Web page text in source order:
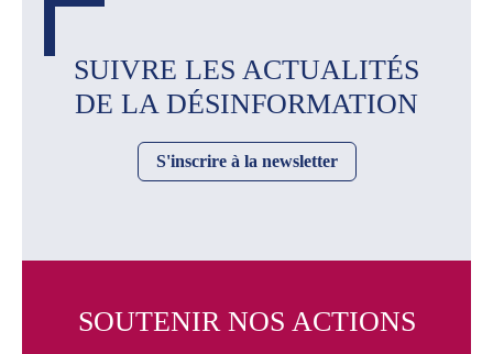
SUIVRE LES ACTUALITÉS
DE LA DÉSINFORMATION
S'inscrire à la newsletter
SOUTENIR NOS ACTIONS